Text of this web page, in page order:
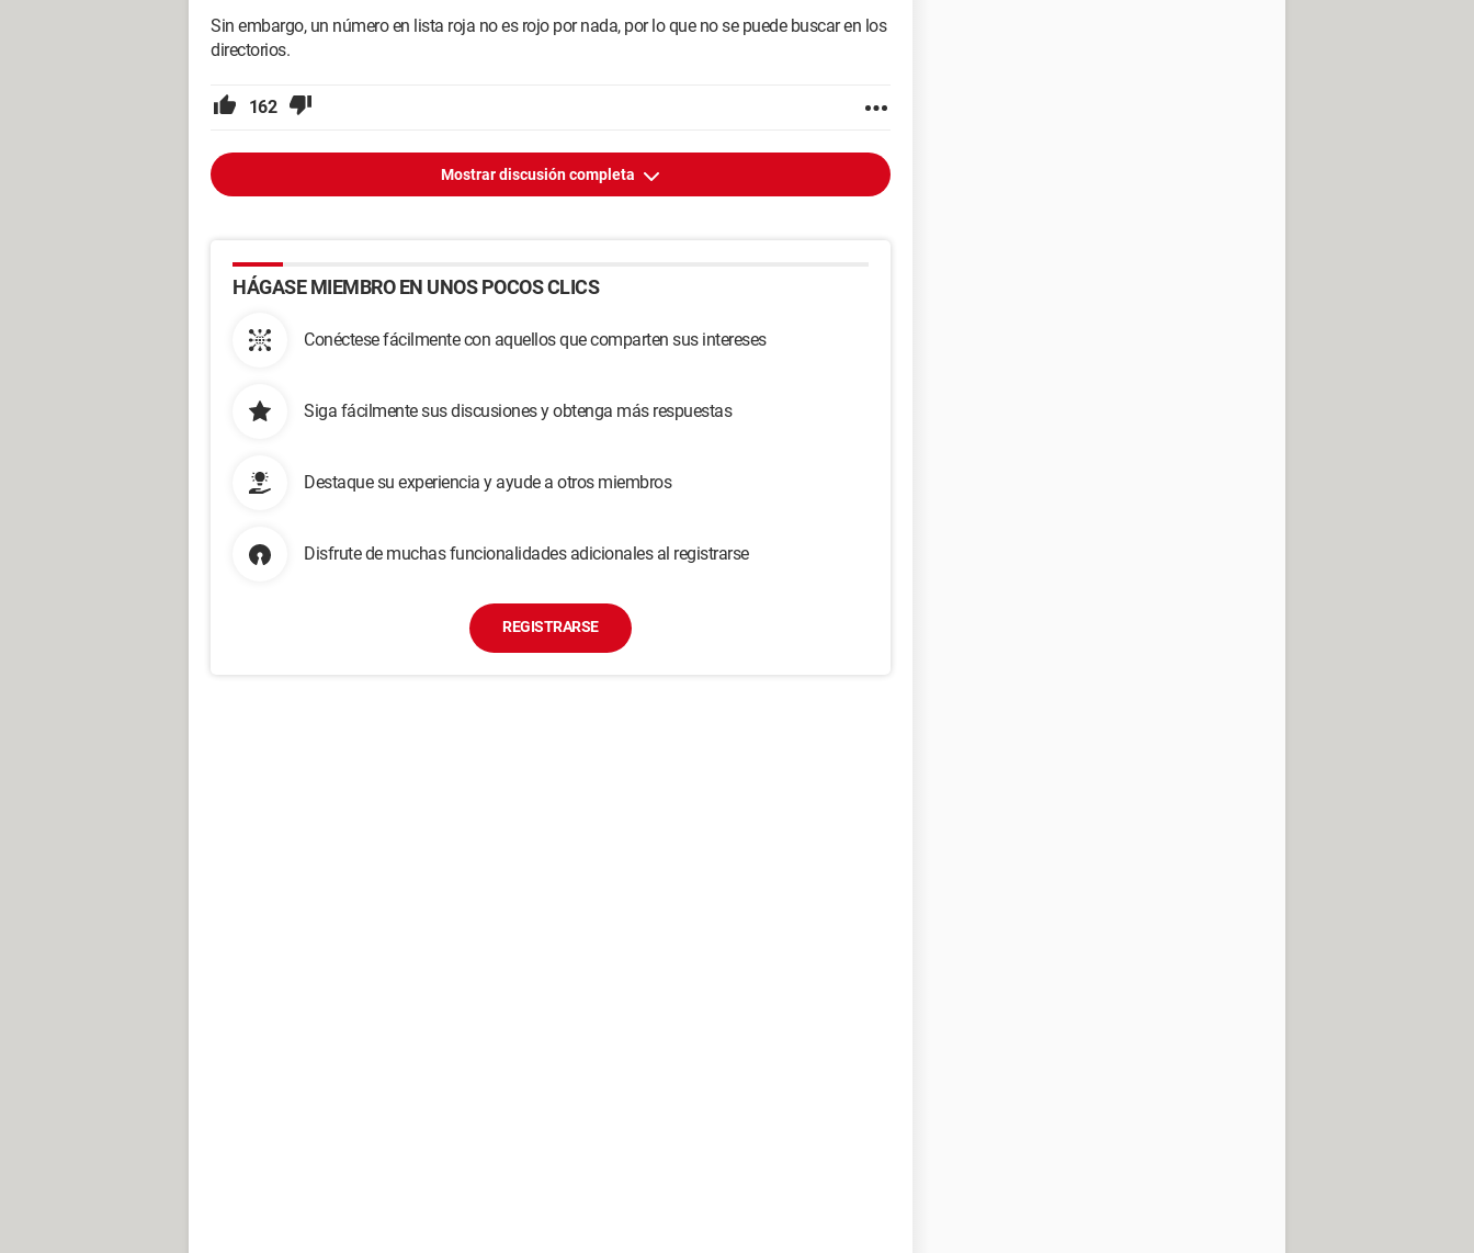
Sin embargo, un número en lista roja no es rojo por nada, por lo que no se puede buscar en los
directorios.
162
Mostrar discusión completa
HÁGASE MIEMBRO EN UNOS POCOS CLICS
Conéctese fácilmente con aquellos que comparten sus intereses
Siga fácilmente sus discusiones y obtenga más respuestas
Destaque su experiencia y ayude a otros miembros
Disfrute de muchas funcionalidades adicionales al registrarse
REGISTRARSE